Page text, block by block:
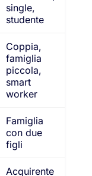
single,
studente
Coppia,
famiglia
piccola,
smart
worker
Famiglia
con due
figli
Acquirente